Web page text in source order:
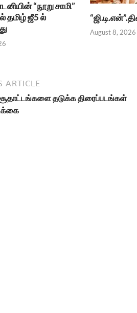
“நூறு சாமி”
தமிழ் ஜீ5 ல்
August 8, 2026
ARTICLE
தடுக்க திரைப்படங்கள்